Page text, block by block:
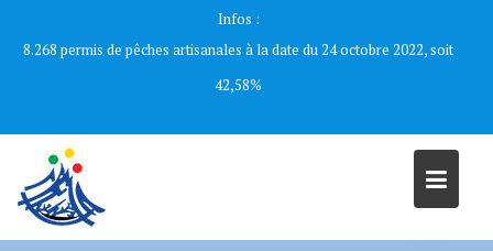
Infos :
8.268 permis de pêches artisanales à la date du 24 octobre 2022, soit
42,58%